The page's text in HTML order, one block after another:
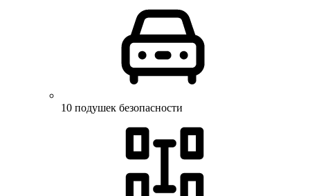
10 подушек безопасности